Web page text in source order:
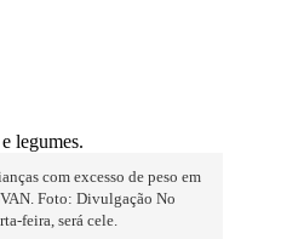
com excesso de peso em
Foto: Divulgação No
feira, será cele.